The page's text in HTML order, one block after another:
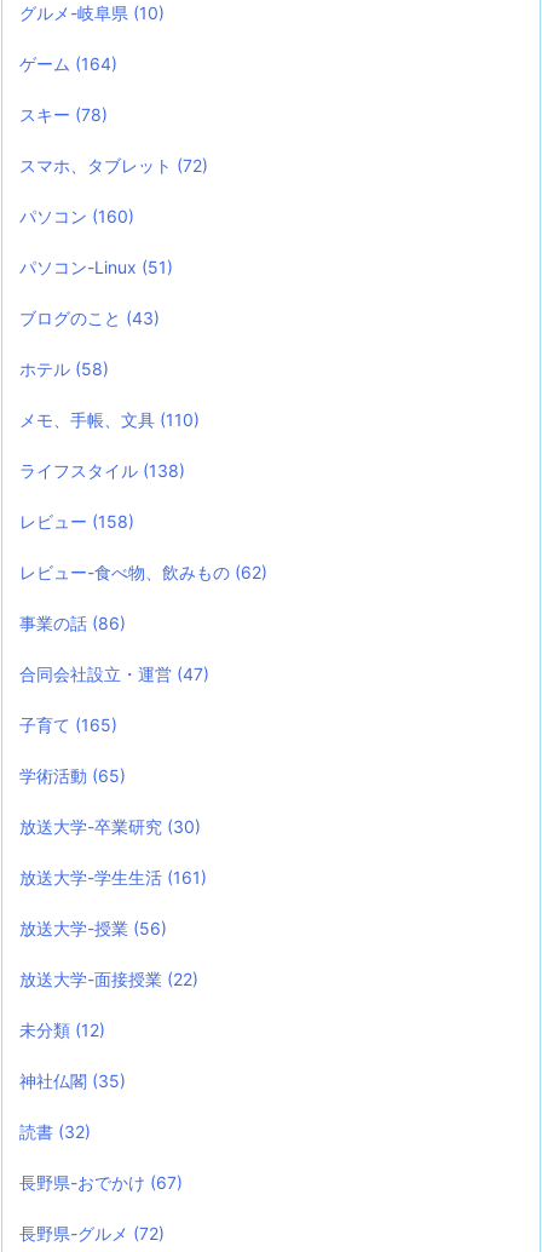
グルメ-岐阜県 (10)
ゲーム (164)
スキー (78)
スマホ、タブレット (72)
パソコン (160)
パソコン-Linux (51)
ブログのこと (43)
ホテル (58)
メモ、手帳、文具 (110)
ライフスタイル (138)
レビュー (158)
レビュー-食べ物、飲みもの (62)
事業の話 (86)
合同会社設立・運営 (47)
子育て (165)
学術活動 (65)
放送大学-卒業研究 (30)
放送大学-学生生活 (161)
放送大学-授業 (56)
放送大学-面接授業 (22)
未分類 (12)
神社仏閣 (35)
読書 (32)
長野県-おでかけ (67)
長野県-グルメ (72)